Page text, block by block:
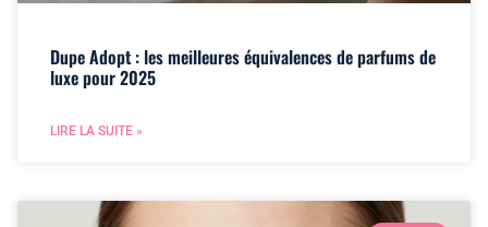
Dupe Adopt : les meilleures équivalences de parfums de
luxe pour 2025
LIRE LA SUITE »